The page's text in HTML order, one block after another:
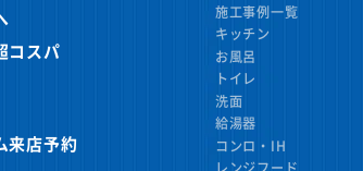
コスパ
来店予約
施工事例一覧
キッチン
お風呂
トイレ
洗面
給湯器
コンロ・IH
レンジフード